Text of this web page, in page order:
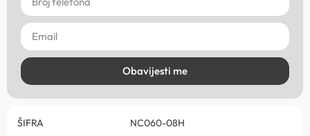
Obavijesti me
ŠIFRA
NC060-08H